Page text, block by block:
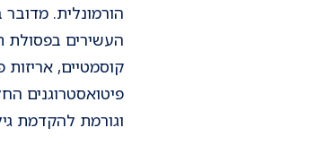
הורמונלית.
העשירים בפסולת
קוסמטיים,
פיטואסטרוגנים
וגורמת להקדמת